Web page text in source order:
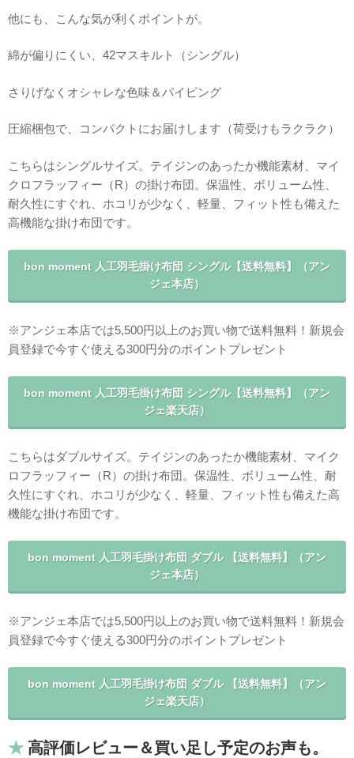
他にも、こんな気が利くポイントが。
綿が偏りにくい、42マスキルト（シングル）
さりげなくオシャレな色味＆パイピング
圧縮梱包で、コンパクトにお届けします（荷受けもラクラク）
こちらはシングルサイズ。テイジンのあったか機能素材、マイ
クロフラッフィー（R）の掛け布団。保温性、ボリューム性、
耐久性にすぐれ、ホコリが少なく、軽量、フィット性も備えた
高機能な掛け布団です。
bon moment 人工羽毛掛け布団 シングル【送料無料】（アン
ジェ本店）
※アンジェ本店では5,500円以上のお買い物で送料無料！新規会
員登録で今すぐ使える300円分のポイントプレゼント
bon moment 人工羽毛掛け布団 シングル【送料無料】（アン
ジェ楽天店）
こちらはダブルサイズ。テイジンのあったか機能素材、マイク
ロフラッフィー（R）の掛け布団。保温性、ボリューム性、耐
久性にすぐれ、ホコリが少なく、軽量、フィット性も備えた高
機能な掛け布団です。
bon moment 人工羽毛掛け布団 ダブル 【送料無料】（アン
ジェ本店）
※アンジェ本店では5,500円以上のお買い物で送料無料！新規会
員登録で今すぐ使える300円分のポイントプレゼント
bon moment 人工羽毛掛け布団 ダブル 【送料無料】（アン
ジェ楽天店）
高評価レビュー＆買い足し予定のお声も。